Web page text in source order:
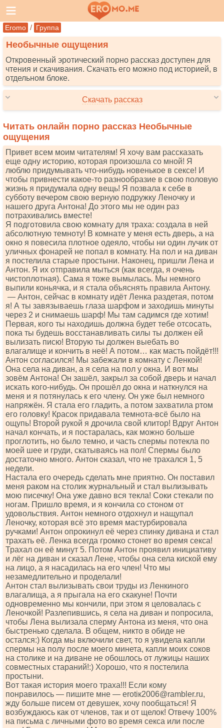
Eromo / Группа
Необычные ощущения
Откровенный эротический порно рассказ доступен для
чтения и скачивания. Скачать его можно под историей, в
отдельном блоке.
Скачать рассказ
Читать онлайн порно рассказ Необычные
ощущения
Привет всем моим читателям! Я хочу вам рассказать
еще одну историю, которая произошла со мной! Я
люблю придумывать что-нибудь новенькое в сексе! И
чтобы привнести какое-то разнообразие в свою половую
жизнь я придумала одну вещь! Я позвала к себе в
субботу вечером свою верную подружку Леночку и
нашего друга Антона! До этого мы не один раз
потрахивались вместе!
Я подготовила свою комнату для траха: создала в ней
абсолютную темноту! В комнате у меня есть дверь, а на
окно я повесила плотное одеяло, чтобы ни один лучик от
уличных фонарей не попал в комнату. На пол и на диван
я постелила старые простыни. Наконец, пришли Лена и
Антон. Я их отправила мыться (как всегда, я очень
чистоплотная). Сама я тоже вымылась. Мы немного
выпили коньячка, и я стала объяснять правила Антону.
— Антон, сейчас в комнату идёт Ленка раздетая, потом
я! А ты завязываешь глаза шарфом и заходишь минуты
через 2 и снимаешь шарф! Мы там садимся где хотим!
Первая, кого ты находишь должна будет тебе отсосать,
пока ты будешь восстанавливать силы ты должен ей
вылизать писю! Вторую ты должен выебать во
влагалище и кончить в неё! А потом… как масть пойдёт!!!
Антон согласился! Мы забежали в комнату с Ленкой!
Она села на диван, а я села на пол у окна. И вот мы
зовём Антона! Он зашёл, закрыл за собой дверь и начал
искать кого-нибудь. Он прошёл до окна и наткнулся на
меня и я потянулась к его члену. Он уже был немного
напряжён. Я стала его гладить, а потом захватила ртом
его головку! Красок придавала темнота-всё было на
ощупь! Второй рукой я дрочила свой клитор! Вдруг Антон
начал кончать, и я постаралась, как можно больше
проглотить, но было темно, и часть спермы потекла по
моей шее и груди, скатываясь на пол! Спермы было
достаточно много. Антон сказал, что не трахался 1, 5
недели.
Настала его очередь сделать мне приятно. Он поставил
меня раком на столик журнальный и стал вылизывать
мою писечку! Она уже давно вся текла! Соки стекали по
ногам. Пришло время, и я кончила со стоном от
удовольствия. Антон немного отдохнул и нащупал
Леночку, которая всё это время мастурбировала
ручками! Антон опрокинул её через спинку дивана и стал
трахать её. Ленка всегда громко стонет во время секса!
Трахал он её минут 5. Потом Антон проявил инициативу
и лёг на диван и сказал Лене, чтобы она села киской ему
на лицо, а я насадилась на его член! Что мы
незамедлительно и проделали!
Антон стал вылизывать свои труды из Ленкиного
влагалища, а я прыгала на его скакуне! Почти
одновременно мы кончили, при этом я целовалась с
Леночкой! Разлепившись, я села на диван и попросила,
чтобы Лена вылизала сперму Антона из меня, что она
быстренько сделала. В общем, никто в обиде не
остался:) Когда мы включили свет, то я увидела капли
спермы на полу после моего минета, капли моих соков
на столике и на диване не обошлось от лужицы наших
совместных стараний!:) Хорошо, что я постелила
простыни.
Вот такая история моего траха!!! Если кому
понравилось — пишите мне — еrоtiк2006@rаmblеr.ru,
жду больше писем от девушек, хочу пообщаться! Я
возбуждаюсь как от членов, так и от щелок! Отвечу 100%
на письма с личными фото во время секса или после